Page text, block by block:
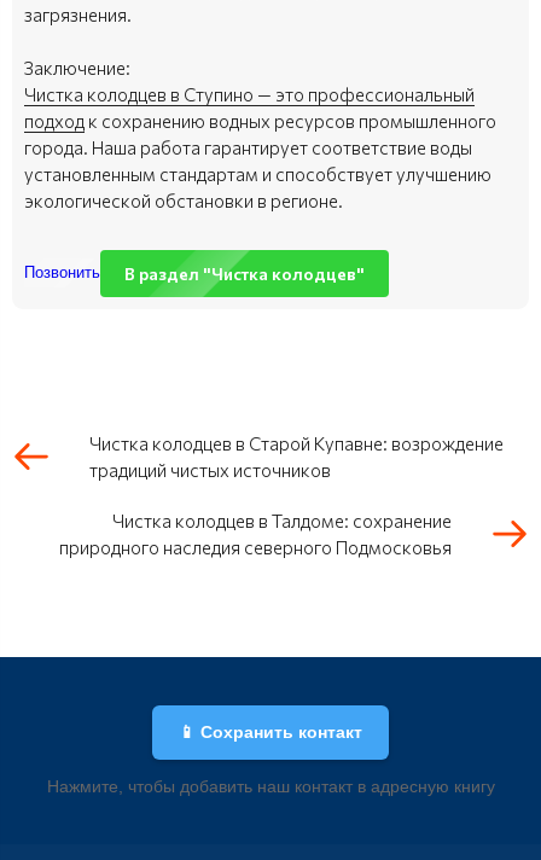
загрязнения.
Заключение:
Чистка колодцев в Ступино — это профессиональный
подход к сохранению водных ресурсов промышленного
города. Наша работа гарантирует соответствие воды
установленным стандартам и способствует улучшению
экологической обстановки в регионе.
Позвонить В раздел "Чистка колодцев"
Чистка колодцев в Старой Купавне: возрождение
традиций чистых источников
Чистка колодцев в Талдоме: сохранение
природного наследия северного Подмосковья
📱 Сохранить контакт
Нажмите, чтобы добавить наш контакт в адресную книгу